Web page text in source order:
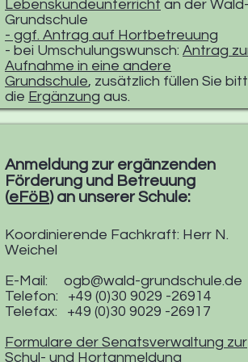
Lebenskundeunterricht an der Wald-
Grundschule
- ggf. Antrag auf Hortbetreuung
- bei Umschulungswunsch: Antrag
Aufnahme in eine andere
Grundschule, zusätzlich füllen Sie
die Ergänzung aus.
Anmeldung zur ergänzenden
Förderung und Betreuung
(eFöB) an unserer Schule:
Koordinierende Fachkraft: Herr N.
Weichel
E-Mail: ogb@wald-grundschule.de
Telefon: +49 (0)30 9029 -26914
Telefax: +49 (0)30 9029 -26917
Formulare der Senatsverwaltung zur
Schul- und Hortanmeldung